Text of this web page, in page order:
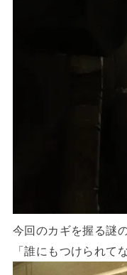
今回のカギを握る謎
「誰にもつけられて